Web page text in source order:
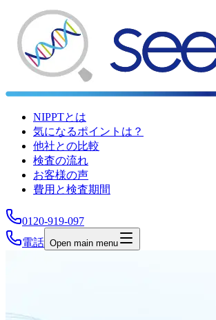
NIPPTとは
気になるポイントは？
他社との比較
検査の流れ
お客様の声
費用と検査期間
0120-919-097
電話 Open main menu